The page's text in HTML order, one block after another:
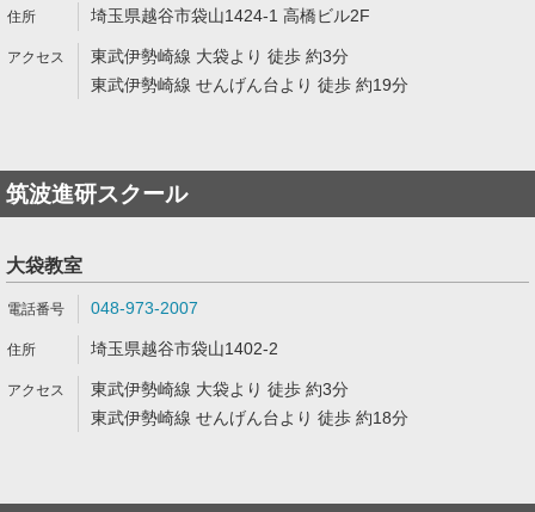
埼玉県越谷市袋山1424-1 高橋ビル2F
東武伊勢崎線 大袋より 徒歩 約3分
東武伊勢崎線 せんげん台より 徒歩 約19分
筑波進研スクール
大袋教室
048-973-2007
埼玉県越谷市袋山1402-2
東武伊勢崎線 大袋より 徒歩 約3分
東武伊勢崎線 せんげん台より 徒歩 約18分